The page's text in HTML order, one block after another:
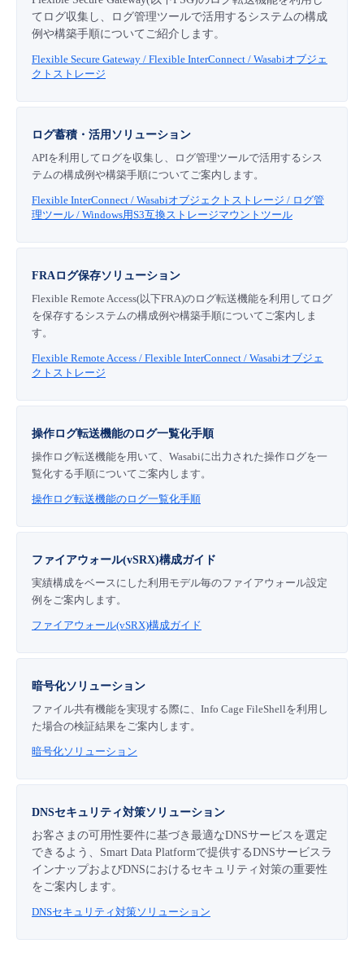
てログ収集し、ログ管理ツールで活用するシステムの構成
例や構築手順についてご紹介します。
Flexible Secure Gateway / Flexible InterConnect / Wasabiオブジェ
クトストレージ
ログ蓄積・活用ソリューション
APIを利用してログを収集し、ログ管理ツールで活用するシス
テムの構成例や構築手順についてご案内します。
Flexible InterConnect / Wasabiオブジェクトストレージ / ログ管
理ツール / Windows用S3互換ストレージマウントツール
FRAログ保存ソリューション
Flexible Remote Access(以下FRA)のログ転送機能を利用してログ
を保存するシステムの構成例や構築手順についてご案内しま
す。
Flexible Remote Access / Flexible InterConnect / Wasabiオブジェ
クトストレージ
操作ログ転送機能のログ一覧化手順
操作ログ転送機能を用いて、Wasabiに出力された操作ログを一
覧化する手順についてご案内します。
操作ログ転送機能のログ一覧化手順
ファイアウォール(vSRX)構成ガイド
実績構成をベースにした利用モデル毎のファイアウォール設定
例をご案内します。
ファイアウォール(vSRX)構成ガイド
暗号化ソリューション
ファイル共有機能を実現する際に、Info Cage FileShellを利用し
た場合の検証結果をご案内します。
暗号化ソリューション
DNSセキュリティ対策ソリューション
お客さまの可用性要件に基づき最適なDNSサービスを選定
できるよう、Smart Data Platformで提供するDNSサービスラ
インナップおよびDNSにおけるセキュリティ対策の重要性
をご案内します。
DNSセキュリティ対策ソリューション